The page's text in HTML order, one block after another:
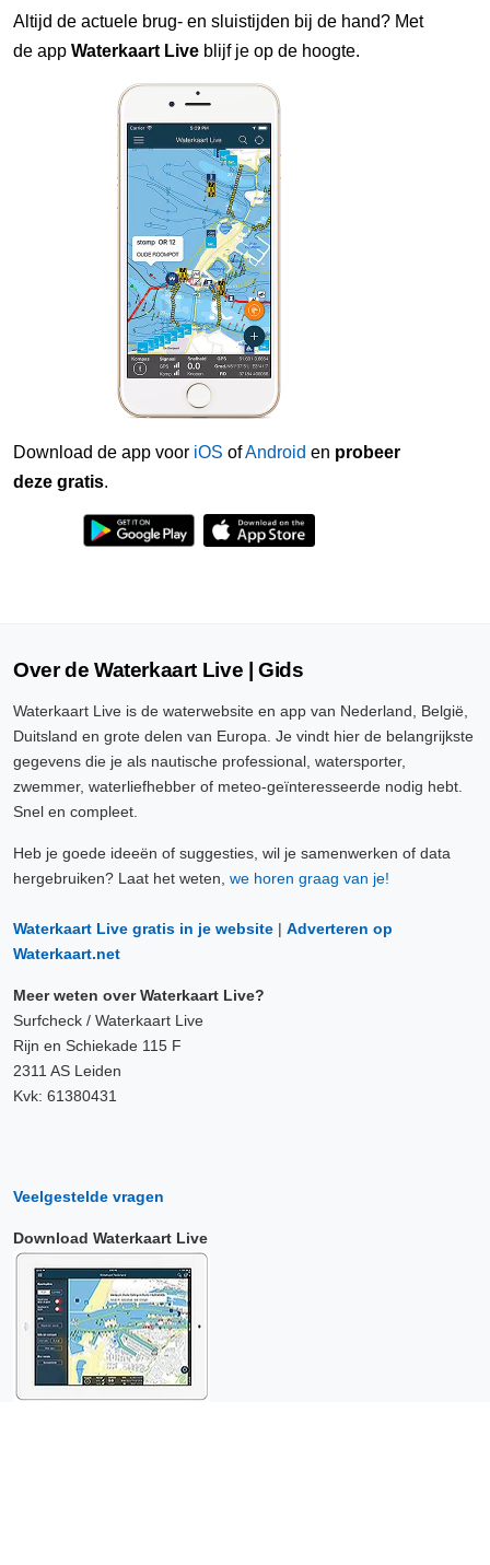
Altijd de actuele brug- en sluistijden bij de hand? Met
de app Waterkaart Live blijf je op de hoogte.
Download de app voor iOS ofAndroid en probeer
deze gratis.
Over de Waterkaart Live | Gids
Waterkaart Live is de waterwebsite en app van Nederland, België,
Duitsland en grote delen van Europa. Je vindt hier de belangrijkste
gegevens die je als nautische professional, watersporter,
zwemmer, waterliefhebber of meteo-geïnteresseerde nodig hebt.
Snel en compleet.
Heb je goede ideeën of suggesties, wil je samenwerken of data
hergebruiken? Laat het weten, we horen graag van je!
Waterkaart Live gratis in je website | Adverteren op
Waterkaart.net
Meer weten over Waterkaart Live?
Surfcheck / Waterkaart Live
Rijn en Schiekade 115 F
2311 AS Leiden
Kvk: 61380431
Veelgestelde vragen
Download Waterkaart Live